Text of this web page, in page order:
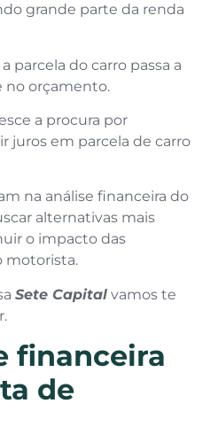
grande parte da renda
parcela do carro passa a
no orçamento.
a procura por
juros em parcela de carro
na análise financeira do
alternativas mais
o impacto das
motorista.
Sete Capital vamos te
financeira
de